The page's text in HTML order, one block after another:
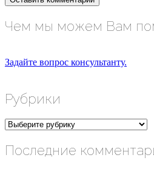
Чем мы можем Вам
Задайте вопрос консультанту.
Рубрики
Рубрики
Последние